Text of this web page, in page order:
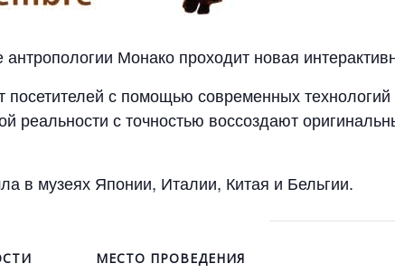
Монако проходит новая
посетителей с помощью современных
реальности с точностью воссоздают
в музеях Японии, Италии, Китая и Бельгии.
МЕСТО ПРОВЕДЕНИЯ